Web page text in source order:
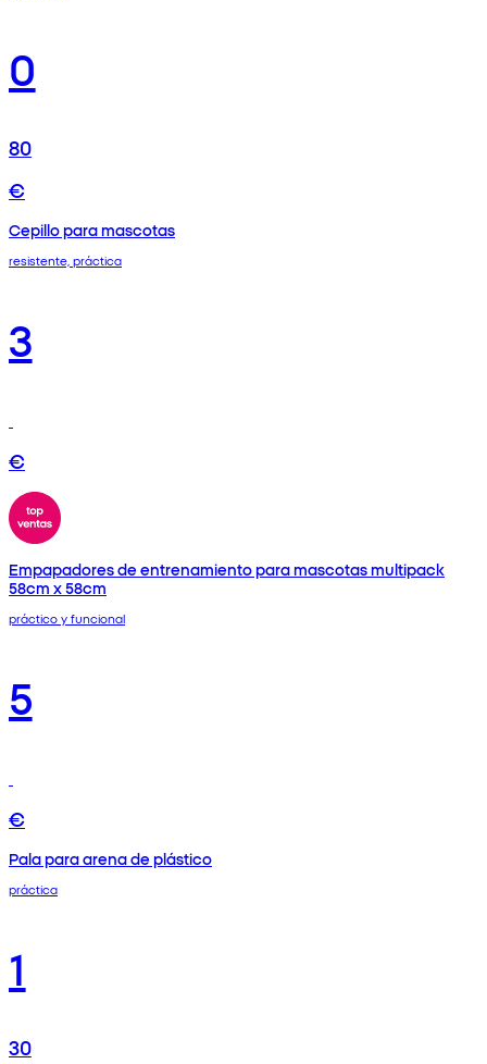
0
80
€
Cepillo para mascotas
resistente, práctica
3
€
Empapadores de entrenamiento para mascotas multipack
58cm x 58cm
práctico y funcional
5
€
Pala para arena de plástico
práctica
1
30